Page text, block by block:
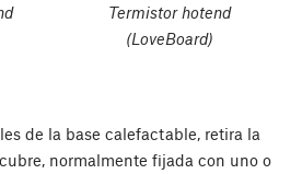
Termistor hotend
(LoveBoard)
de la base calefactable, retira la
normalmente fijada con uno o